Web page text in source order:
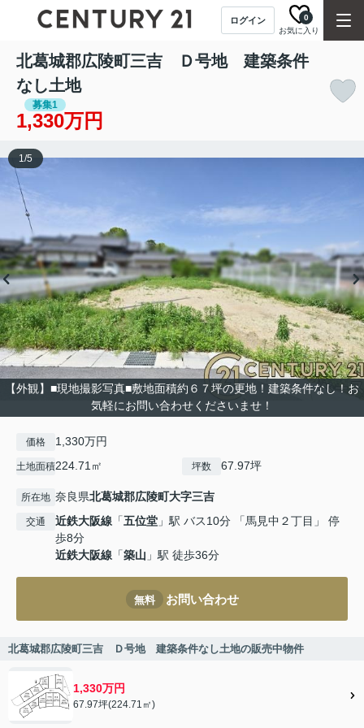
ログイン
お気に入り
0
北葛城郡広陵町三吉 Ｄ号地 建築条件
なし土地
募集1
1,330万円
【外観】■現地撮影写真■敷地面積約６７坪の更地！建築条件なし！お
気軽にお問い合わせくださいませ！
1/5
価格 1,330万円
土地面積224.71㎡ 坪数 67.97坪
所在地 奈良県北葛城郡広陵町大字三吉
交通 近鉄大阪線 「五位堂 」駅 バス10分 「馬見中２丁目」 停
歩8分
近鉄大阪線 「築山 」駅 徒歩36分
無料 お問い合わせ
北葛城郡広陵町三吉 Ｄ号地 建築条件なし土地の販売中物件
1,330万円
67.97坪(224.71㎡)